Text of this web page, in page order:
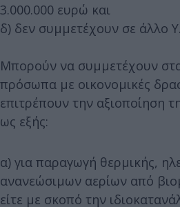
3.000.000 ευρώ και
δ) δεν συμμετέχουν σε άλλο
Μπορούν να συμμετέχουν
πρόσωπα με οικονομικές
επιτρέπουν την αξιοποίηση
ως εξής:
α) για παραγωγή θερμικής,
ανανεώσιμων αερίων από
είτε με σκοπό την